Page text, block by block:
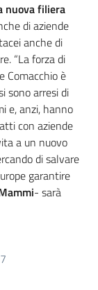
nuova filiera
di aziende
anche di
“La forza di
Comacchio è
sono arresi di
e, anzi, hanno
con aziende
a un nuovo
di salvare
garantire
- sarà